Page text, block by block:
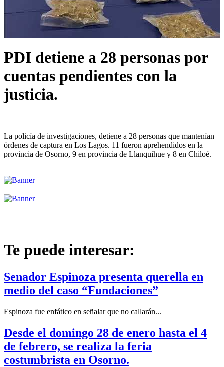
PDI detiene a 28 personas por
cuentas pendientes con la
justicia.
La policía de investigaciones, detiene a 28 personas que mantenían
órdenes de captura en Los Lagos. 11 fueron aprehendidos en la
provincia de Osorno, 9 en provincia de Llanquihue y 8 en Chiloé.
Te puede interesar:
Senador Espinoza presenta querella en
medio del caso “Fundaciones”
Espinoza fue enfático en señalar que no callarán...
Desde el domingo 28 de enero hasta el 4
de febrero, se realiza la feria
costumbrista en Osorno.